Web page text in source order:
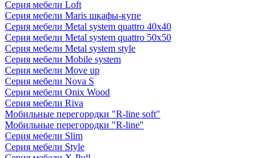
Серия мебели Loft
Серия мебели Maris шкафы-купе
Серия мебели Metal system quattro 40x40
Серия мебели Metal system quattro 50x50
Серия мебели Metal system style
Серия мебели Mobile system
Серия мебели Move up
Серия мебели Nova S
Серия мебели Onix Wood
Серия мебели Riva
Мобильные перегородки "R-line soft"
Мобильные перегородки "R-line"
Серия мебели Slim
Серия мебели Style